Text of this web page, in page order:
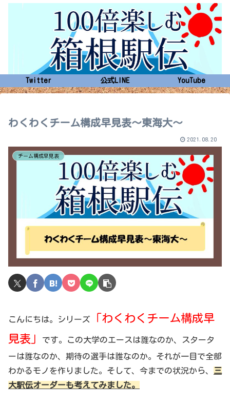
Twitter 公式LINE YouTube
わくわくチーム構成早見表～東海大～
2021.08.20
チーム構成早見表
こんにちは。シリーズ
「わくわくチーム構成早
見表」
です。この大学のエースは誰なのか、スタータ
ーは誰なのか、期待の選手は誰なのか。それが一目で全部
わかるモノを作りました。そして、今までの状況から、 三
大駅伝オーダーも考えてみました。